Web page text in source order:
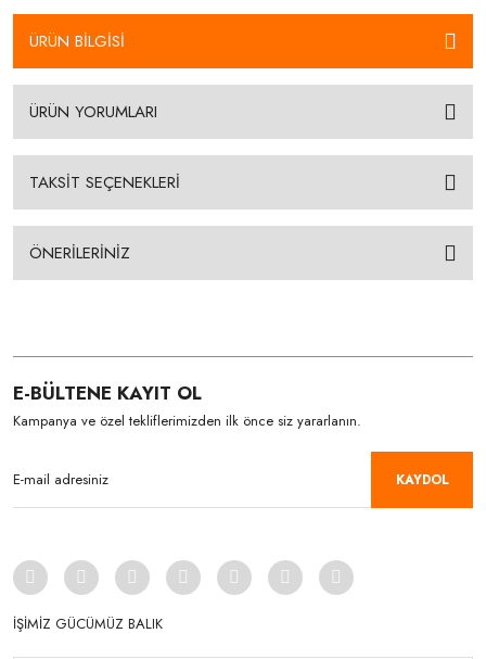
ÜRÜN BİLGİSİ
ÜRÜN YORUMLARI
TAKSİT SEÇENEKLERİ
ÖNERİLERİNİZ
E-BÜLTENE KAYIT OL
Kampanya ve özel tekliflerimizden ilk önce siz yararlanın.
KAYDOL
İŞİMİZ GÜCÜMÜZ BALIK